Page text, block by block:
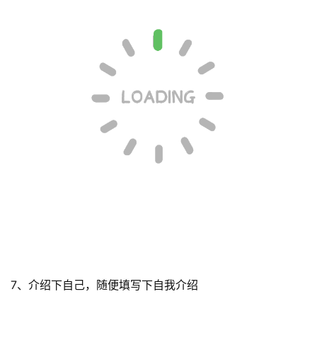
7、介绍下自己，随便填写下自我介绍